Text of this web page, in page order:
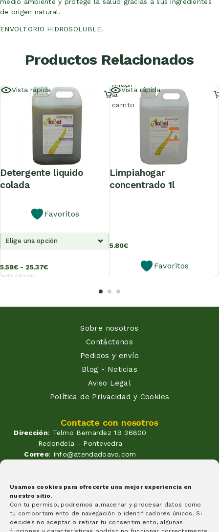
Usamos cookies para ofrecerte una mejor experiencia en
nuestro sitio .
Con tu permiso, podremos almacenar y procesar datos como
tu comportamiento de navegación o identificadores únicos. Si
decides no aceptar o retirar tu consentimiento, algunas
de origen natural.
ENVOLTORIO HIDROSOLUBLE.
Productos Relacionados
Vista rápida
detergente liquido
colada
Favoritos
5.58€ - 25.37€
Añadir
Vista rápida
limpiahogar
concentrado 1l
5.80€
Favoritos
Añadir
al
carrito
Sobre nosotros
Contáctenos
Pedidos y envío
Blog - Noticias
Aviso Legal
Política de Privacidad y Cookies
Contacte con nosotros
Dirección: Telmo Bernardez 1B 36800
Redondela - Pontevedra
Correo: info@atendadoavo.com
Horario: Lunes a Viernes de
09:30 a 14:00 y de 17:00 a 20:00
Sabados de 09:30 a 14:00
Formas de pago